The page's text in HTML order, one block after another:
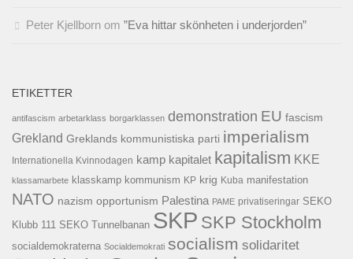
Peter Kjellborn om ”Eva hittar skönheten i underjorden”
ETIKETTER
antifascism arbetarklass borgarklassen demonstration EU fascism
Grekland Greklands kommunistiska parti imperialism
Internationella Kvinnodagen kamp kapitalet kapitalism KKE
klassamarbete klasskamp kommunism KP krig Kuba manifestation
NATO nazism opportunism Palestina PAME privatiseringar SEKO
Klubb 111 SEKO Tunnelbanan SKP SKP Stockholm
socialdemokraterna Socialdemokrati socialism solidaritet